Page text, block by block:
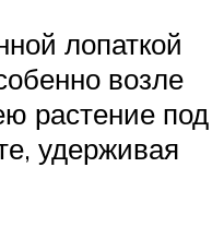
лопаткой
возле
растение под
удерживая